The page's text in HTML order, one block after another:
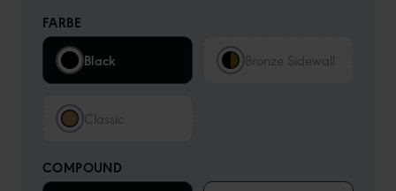
FARBE
Black
Bronze Sidewall
Classic
COMPOUND